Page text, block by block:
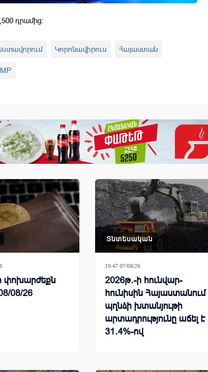
դրամից:
Կորոնավիրուս Հայաստան
փոխարժեքն
08/26
Տնտեսական
19:47 07/08/26
2026թ․-ի հունվար-
հունիսին Հայաստանում
պղնձի խտանյութի
արտադրությունը աճել է
31․4%-ով